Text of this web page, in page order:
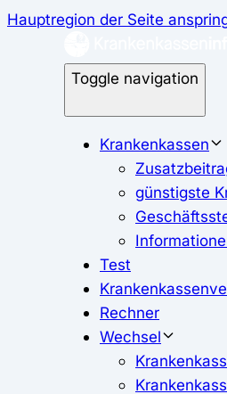
Hauptregion der Seite
Toggle navigation
Krankenkassen
günstigste
Test
Rechner
Wechsel